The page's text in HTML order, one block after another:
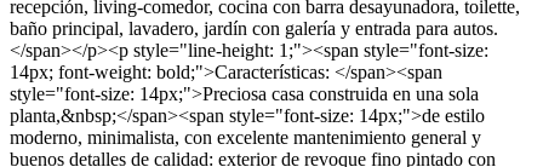
recepción, living-comedor, cocina con barra desayunadora, toilette,
baño principal, lavadero, jardín con galería y entrada para autos.
</span></p><p style="line-height: 1;"><span style="font-size:
14px; font-weight: bold;">Características: </span><span
style="font-size: 14px;">Preciosa casa construida en una sola
planta,&nbsp;</span><span style="font-size: 14px;">de estilo
moderno, minimalista, con excelente mantenimiento general y
buenos detalles de calidad: exterior de revoque fino pintado con